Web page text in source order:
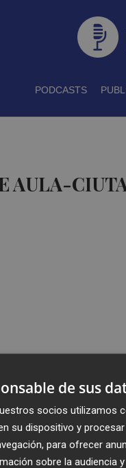
PODCASTS
AULA-
de sus
socios utilizamos
su dispositivo y
para ofrecer
sobre la audiencia